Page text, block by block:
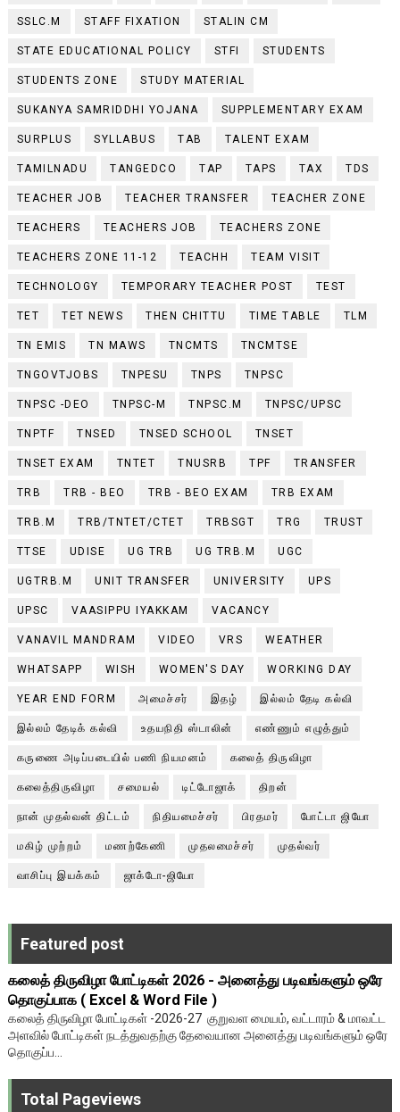
SSLC.M STAFF FIXATION STALIN CM
STATE EDUCATIONAL POLICY STFI STUDENTS
STUDENTS ZONE STUDY MATERIAL
SUKANYA SAMRIDDHI YOJANA SUPPLEMENTARY EXAM
SURPLUS SYLLABUS TAB TALENT EXAM
TAMILNADU TANGEDCO TAP TAPS TAX TDS
TEACHER JOB TEACHER TRANSFER TEACHER ZONE
TEACHERS TEACHERS JOB TEACHERS ZONE
TEACHERS ZONE 11-12 TEACHH TEAM VISIT
TECHNOLOGY TEMPORARY TEACHER POST TEST
TET TET NEWS THEN CHITTU TIME TABLE TLM
TN EMIS TN MAWS TNCMTS TNCMTSE
TNGOVTJOBS TNPESU TNPS TNPSC
TNPSC -DEO TNPSC-M TNPSC.M TNPSC/UPSC
TNPTF TNSED TNSED SCHOOL TNSET
TNSET EXAM TNTET TNUSRB TPF TRANSFER
TRB TRB - BEO TRB - BEO EXAM TRB EXAM
TRB.M TRB/TNTET/CTET TRBSGT TRG TRUST
TTSE UDISE UG TRB UG TRB.M UGC
UGTRB.M UNIT TRANSFER UNIVERSITY UPS
UPSC VAASIPPU IYAKKAM VACANCY
VANAVIL MANDRAM VIDEO VRS WEATHER
WHATSAPP WISH WOMEN'S DAY WORKING DAY
YEAR END FORM அமைச்சர் இதழ் இல்லம் தேடி கல்வி
இல்லம் தேடிக் கல்வி உதயநிதி ஸ்டாலின் எண்ணும் எழுத்தும்
கருணை அடிப்படையில் பணி நியமனம் கலைத் திருவிழா
கலைத்திருவிழா சமையல் டிட்டோஜாக் திறன்
நான் முதல்வன் திட்டம் நிதியமைச்சர் பிரதமர் போட்டா ஜியோ
மகிழ் முற்றம் மணற்கேணி முதலமைச்சர் முதல்வர்
வாசிப்பு இயக்கம் ஜாக்டோ-ஜியோ
Featured post
கலைத் திருவிழா போட்டிகள் 2026 - அனைத்து படிவங்களும் ஒரே
தொகுப்பாக ( Excel & Word File )
கலைத் திருவிழா போட்டிகள் -2026-27 குறுவள மையம், வட்டாரம் & மாவட்ட
அளவில் போட்டிகள் நடத்துவதற்கு தேவையான அனைத்து படிவங்களும் ஒரே
தொகுப்ப...
Total Pageviews